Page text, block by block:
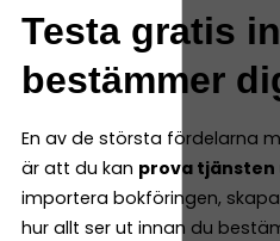
Testa gratis
bestämmer
En av de största fördelarna
är att du kan prova
importera bokföringen,
hur allt ser ut innan du